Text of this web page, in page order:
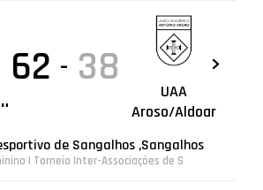
62 - 38
UAA
Aroso/Aldoar
de Sangalhos ,Sangalhos
| Torneio Inter-Associações de S